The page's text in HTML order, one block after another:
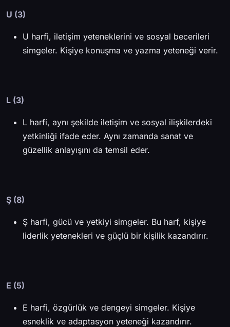
U (3)
U harfi, iletişim yeteneklerini ve sosyal becerileri
simgeler. Kişiye konuşma ve yazma yeteneği verir.
L (3)
L harfi, aynı şekilde iletişim ve sosyal ilişkilerdeki
yetkinliği ifade eder. Aynı zamanda sanat ve
güzellik anlayışını da temsil eder.
Ş (8)
Ş harfi, gücü ve yetkiyi simgeler. Bu harf, kişiye
liderlik yetenekleri ve güçlü bir kişilik kazandırır.
E (5)
E harfi, özgürlük ve dengeyi simgeler. Kişiye
esneklik ve adaptasyon yeteneği kazandırır.